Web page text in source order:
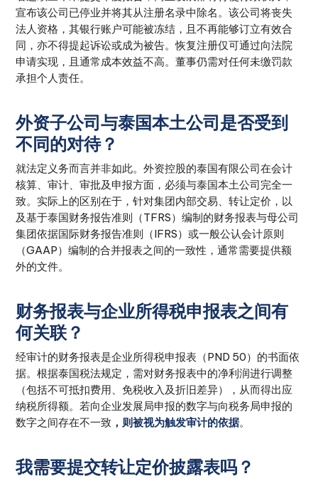
宣布该公司已停业并将其从注册名录中除名。该公司将丧失
法人资格，其银行账户可能被冻结，且不再能够订立有效合
同，亦不得提起诉讼或成为被告。恢复注册仅可通过向法院
申请实现，且通常成本效益不高。董事仍需对任何未缴罚款
承担个人责任。
外资子公司与泰国本土公司是否受到
不同的对待？
就法定义务而言并非如此。外资控股的泰国有限公司在会计
核算、审计、审批及申报方面，必须与泰国本土公司完全一
致。实际上的区别在于，针对集团内部交易、转让定价，以
及基于泰国财务报告准则（TFRS）编制的财务报表与母公司
集团依据国际财务报告准则（IFRS）或一般公认会计原则
（GAAP）编制的合并报表之间的一致性，通常需要提供额
外的文件。
财务报表与企业所得税申报表之间有
何关联？
经审计的财务报表是企业所得税申报表（PND 50）的书面依
据。根据泰国税法规定，需对财务报表中的净利润进行调整
（包括不可抵扣费用、免税收入及折旧差异），从而得出应
纳税所得额。若向企业发展局申报的数字与向税务局申报的
数字之间存在不一致 ，则被视为触发审计的依据。
我需要提交转让定价披露表吗？